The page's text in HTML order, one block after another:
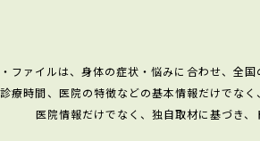
ファイルは、身体の症状・悩みに合わせ、全
療時間、医院の特徴などの基本情報だけでな
医院情報だけでなく、独自取材に基づき